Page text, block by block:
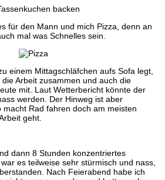
für den Mann und mich Pizza, denn an
mal was Schnelles sein.
einem Mittagschläfchen aufs Sofa legt,
Arbeit zusammen und auch die
mit. Laut Wetterbericht könnte der
werden. Der Hinweg ist aber
Rad fahren doch am meisten
geht.
dann 8 Stunden konzentriertes
es teilweise sehr stürmisch und nass,
Nach Feierabend habe ich